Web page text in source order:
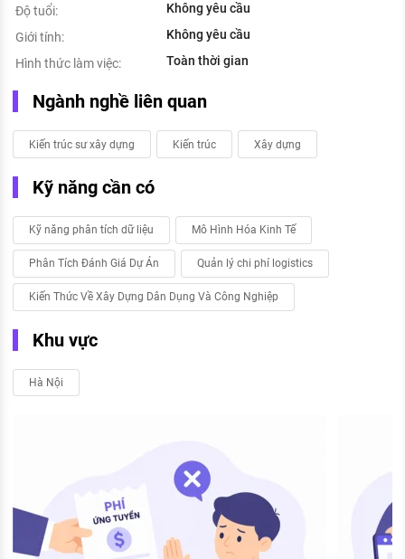
Độ tuổi:
Không yêu cầu
Giới tính:
Không yêu cầu
Hình thức làm việc:
Toàn thời gian
Ngành nghề liên quan
Kiến trúc sư xây dựng Kiến trúc Xây dựng
Kỹ năng cần có
Kỹ năng phân tích dữ liệu Mô Hình Hóa Kinh Tế
Phân Tích Đánh Giá Dự Án Quản lý chi phí logistics
Kiến Thức Về Xây Dựng Dân Dụng Và Công Nghiệp
Khu vực
Hà Nội